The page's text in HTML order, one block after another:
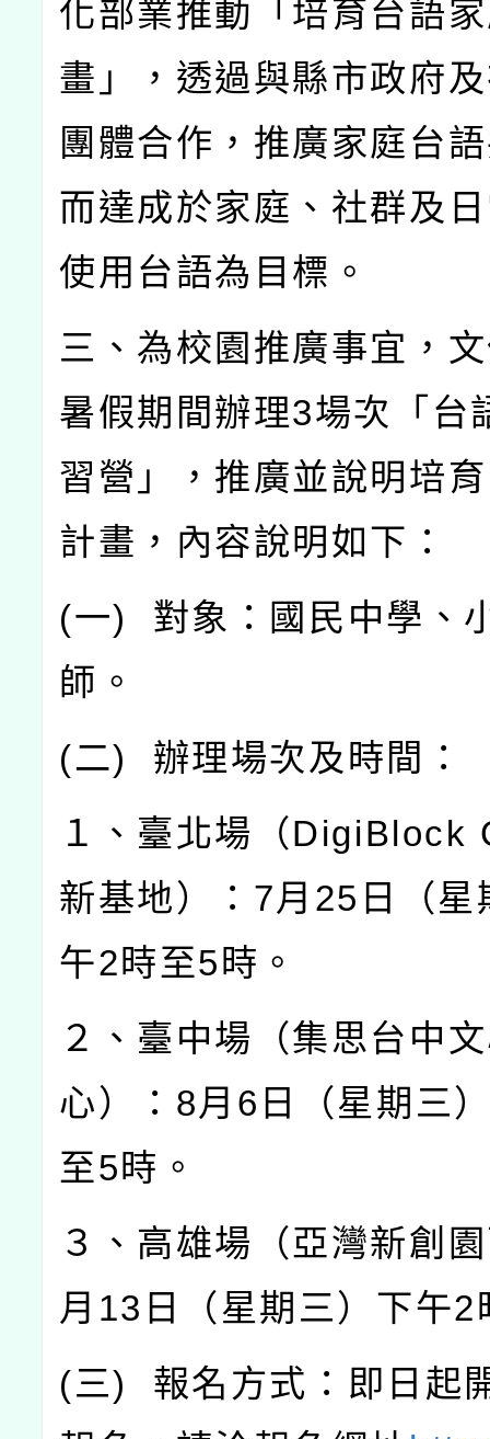
化部業推動「培育台語
畫」，透過與縣市政府
團體合作，推廣家庭台
而達成於家庭、社群及
使用台語為目標。
三、為校園推廣事宜，
暑假期間辦理3場次「台
習營」，推廣並說明培
計畫，內容說明如下：
(一) 對象：國民中學、
師。
(二) 辦理場次及時間：
１、臺北場（DigiBlock
新基地）： 7月 25 日（
午2時至5 時。
２、臺中場（集思台中
心）： 8月 6 日（星期三
至5時。
３、高雄場（亞灣新創
月 13 日（星期三）下午2
(三) 報名方式：即日起